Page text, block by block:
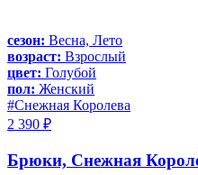
сезон: Весна, Лето
возраст: Взрослый
цвет: Голубой
пол: Женский
#Снежная Королева
2 390 ₽
Брюки, Снежная